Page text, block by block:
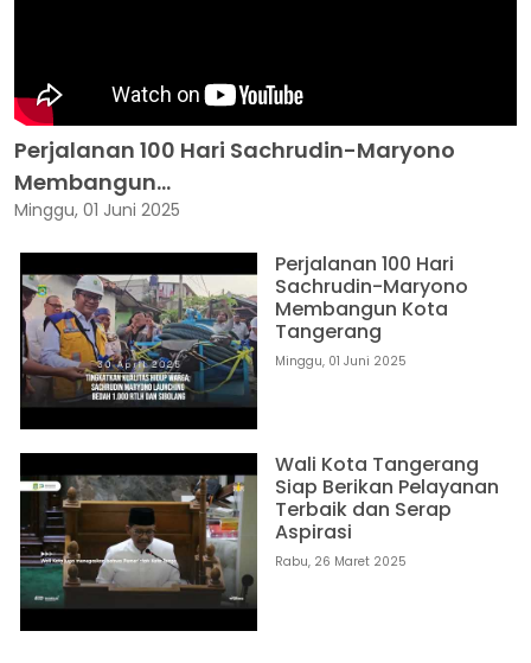
Perjalanan 100 Hari Sachrudin-Maryono
Membangun...
Minggu, 01 Juni 2025
Perjalanan 100 Hari
Sachrudin-Maryono
Membangun Kota
Tangerang
Minggu, 01 Juni 2025
Wali Kota Tangerang
Siap Berikan Pelayanan
Terbaik dan Serap
Aspirasi
Rabu, 26 Maret 2025